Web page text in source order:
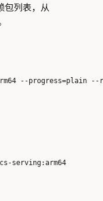
列表，从